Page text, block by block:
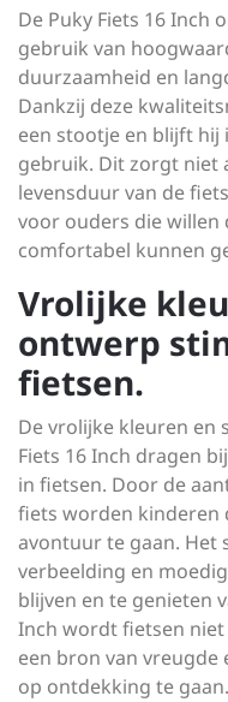
De Puky Fiets 16 Inch
gebruik van
duurzaamheid en
Dankzij deze
een stootje en blijft
gebruik. Dit zorgt niet
levensduur van de
voor ouders die willen
comfortabel kunnen
Vrolijke
ontwerp
fietsen.
De vrolijke kleuren en
Fiets 16 Inch dragen
in fietsen. Door de
fiets worden kinderen
avontuur te gaan. Het
verbeelding en
blijven en te genieten
Inch wordt fietsen
een bron van
op ontdekking te gaan.